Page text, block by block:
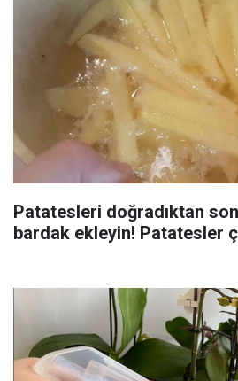
Patatesleri doğradıktan
bardak ekleyin! Patatesler